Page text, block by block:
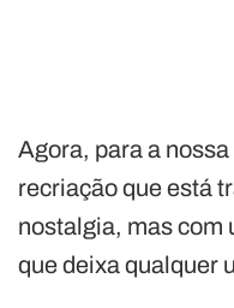
Agora, para a
recriação que está
nostalgia, mas com
que deixa qualquer